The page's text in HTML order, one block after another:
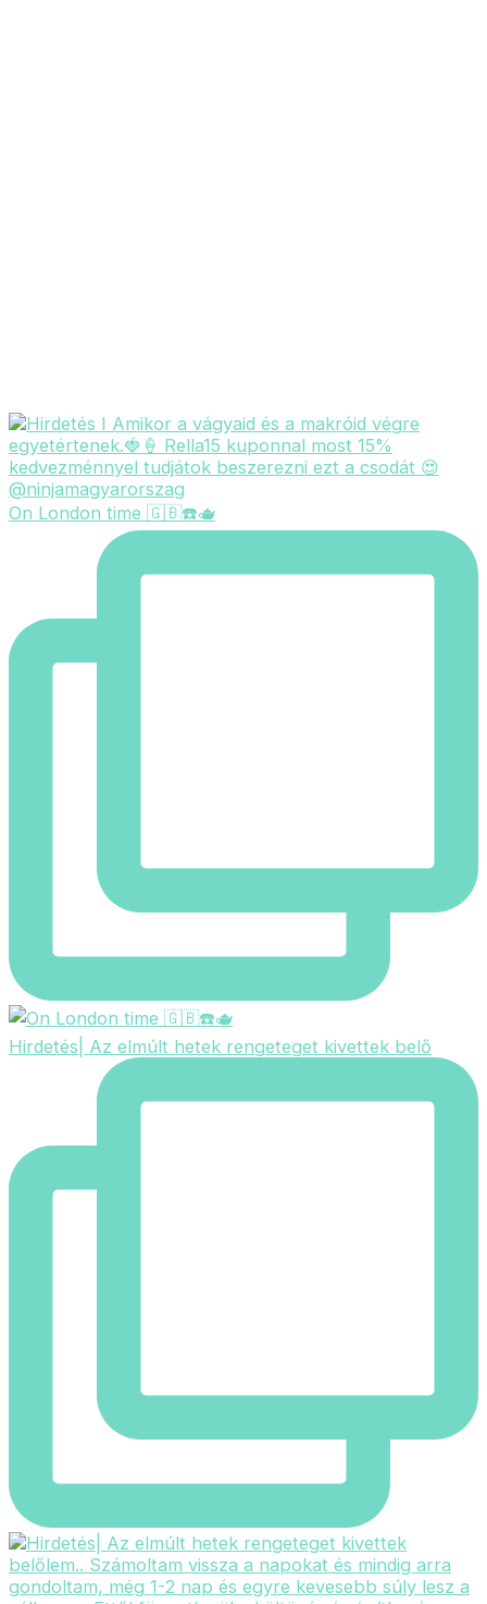
On London time 🇬🇧☎️🫖
Hirdetés| Az elmúlt hetek rengeteget kivettek belő